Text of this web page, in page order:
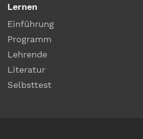
Lernen
Einführung
Programm
Lehrende
Literatur
Selbsttest